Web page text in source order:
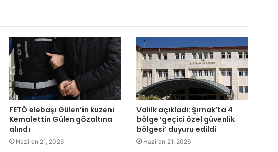
FETÖ elebaşı Gülen’in kuzeni
Kemalettin Gülen gözaltına
alındı
Haziran 21, 2026
Valilk açıkladı: Şırnak’ta 4
bölge ‘geçici özel güvenlik
bölgesi’ duyuru edildi
Haziran 21, 2026